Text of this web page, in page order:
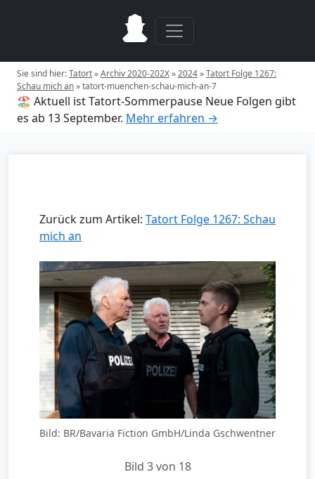
Sie sind hier:Tatort»Archiv 2020-202X»2024»Tatort Folge 1267:
Schau mich an»tatort-muenchen-schau-mich-an-7
🏖️ Aktuell ist Tatort-Sommerpause Neue Folgen gibt
es ab 13 September. Mehr erfahren →
Zurück zum Artikel: Tatort Folge 1267: Schau
mich an
Bild: BR/Bavaria Fiction GmbH/Linda Gschwentner
Bild 3 von 18